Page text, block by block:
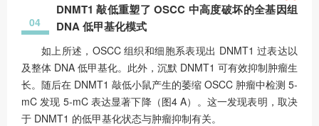
04
DNMT1 敲低重塑了 OSCC 中高度破坏的全基因组
DNA 低甲基化模式
如上所述，OSCC 组织和细胞系表现出 DNMT1 过表达以
及整体 DNA 低甲基化。此外，沉默 DNMT1 可有效抑制肿瘤生
长。随后在 DNMT1 敲低小鼠产生的萎缩 OSCC 肿瘤中检测 5-
mC 发现 5-mC 表达显著下降（图4 A）。这一发现表明，取决
于 DNMT1 的低甲基化状态与肿瘤抑制有关。